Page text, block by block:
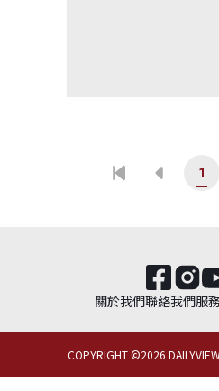
1
關於我們聯絡我們服
COPYRIGHT ©2026